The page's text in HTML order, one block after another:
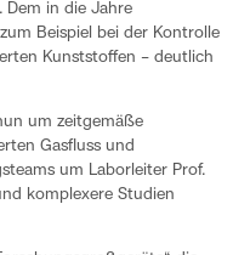
in die Jahre
Beispiel bei der Kontrolle
Kunststoffen – deutlich
um zeitgemäße
Gasfluss und
um Laborleiter Prof.
komplexere Studien